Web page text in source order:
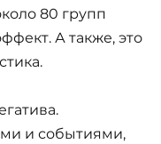
80 групп
А также, это
и событиями,